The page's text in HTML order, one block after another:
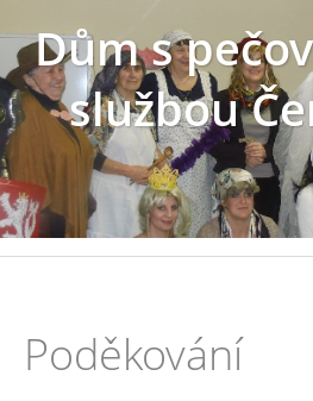
Dům s
službou
Poděkování